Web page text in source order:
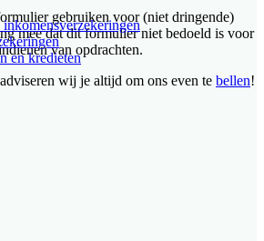
inkomensverzekeringen
en kredieten
gebruiken voor (niet dringende)
mee dat dit formulier niet bedoeld is voor
van opdrachten.
wij je altijd om ons even te bellen!